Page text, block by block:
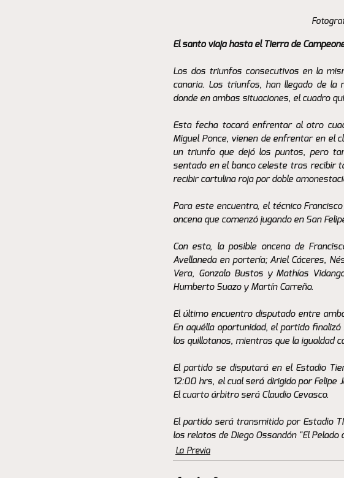
El santo viaja hasta el Tierra de
Los dos triunfos consecutivos en la
canaria. Los triunfos, han llegado de la
donde en ambas situaciones, el cuadro
Esta fecha tocará enfrentar al otro
Miguel Ponce, vienen de enfrentar en el
un triunfo que dejó los puntos, pero
sentado en el banco celeste tras recibir
recibir cartulina roja por doble
Para este encuentro, el técnico
oncena que comenzó jugando en San
Con esto, la posible oncena de
Avellaneda en portería; Ariel Cáceres,
Vera, Gonzalo Bustos y Mathías
Humberto Suazo y Martín Carreño.
El último encuentro disputado entre
En aquélla oportunidad, el partido
los quillotanos, mientras que la igualdad
El partido se disputará en el Estadio
12:00 hrs, el cual será dirigido por Felipe
El cuarto árbitro será Claudio Cevasco.
El partido será transmitido por Estadio
los relatos de Diego Ossandón "El
La Previa